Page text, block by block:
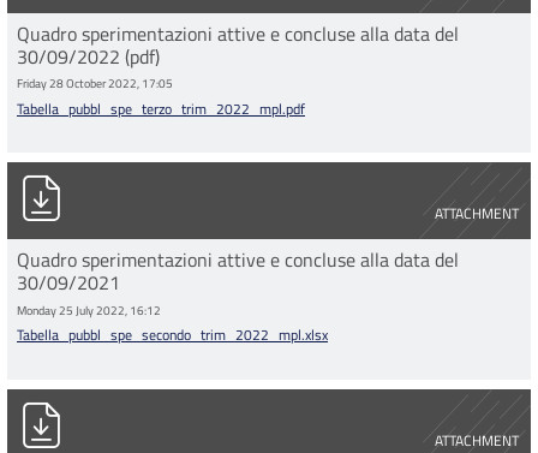
Quadro sperimentazioni attive e concluse alla data del
30/09/2022 (pdf)
Friday 28 October 2022, 17:05
Tabella_pubbl_spe_terzo_trim_2022_mpl.pdf
ATTACHMENT
Tabella_pubbl_spe_secondo_trim_2022_mpl.xlsx
Quadro sperimentazioni attive e concluse alla data del
30/09/2021
Monday 25 July 2022, 16:12
Tabella_pubbl_spe_secondo_trim_2022_mpl.xlsx
ATTACHMENT
Tabella_pubbl_spe_secondo_trim_2022_mpl.pdf